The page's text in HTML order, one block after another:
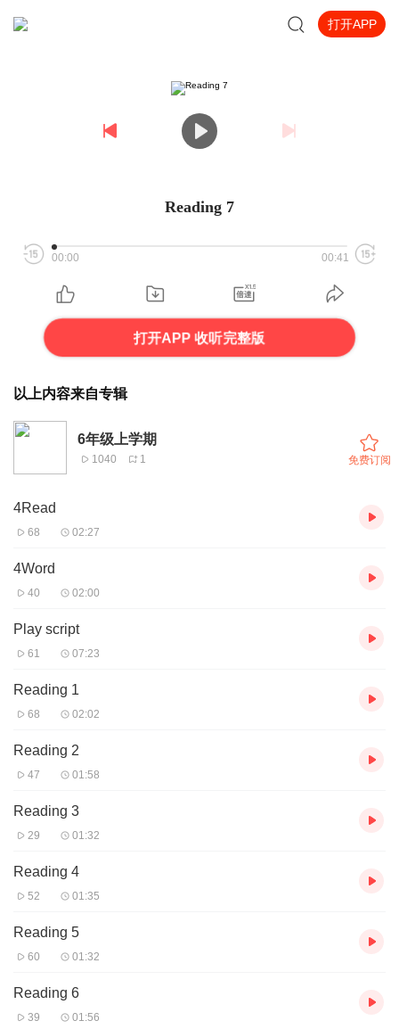
打开APP
Reading 7
00:00 00:41
打开APP 收听完整版
以上内容来自专辑
6年级上学期
1040 1 免费订阅
4Read
68 02:27
4Word
40 02:00
Play script
61 07:23
Reading 1
68 02:02
Reading 2
47 01:58
Reading 3
29 01:32
Reading 4
52 01:35
Reading 5
60 01:32
Reading 6
39 01:56